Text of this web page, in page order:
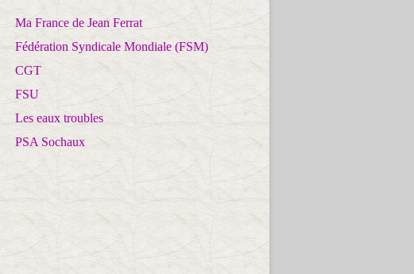
Ma France de Jean Ferrat
Fédération Syndicale Mondiale (FSM)
CGT
FSU
Les eaux troubles
PSA Sochaux